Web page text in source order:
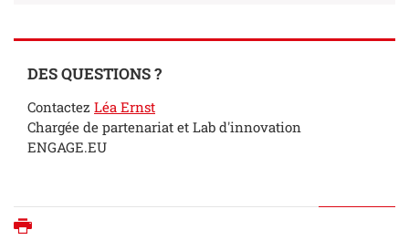
DES QUESTIONS ?
Contactez Léa Ernst
Chargée de partenariat et Lab d'innovation
ENGAGE.EU